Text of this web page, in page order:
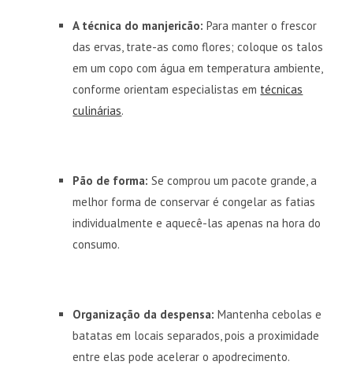
A técnica do manjericão: Para manter o frescor
das ervas, trate-as como flores; coloque os talos
em um copo com água em temperatura ambiente,
conforme orientam especialistas em técnicas
culinárias.
Pão de forma: Se comprou um pacote grande, a
melhor forma de conservar é congelar as fatias
individualmente e aquecê-las apenas na hora do
consumo.
Organização da despensa: Mantenha cebolas e
batatas em locais separados, pois a proximidade
entre elas pode acelerar o apodrecimento.